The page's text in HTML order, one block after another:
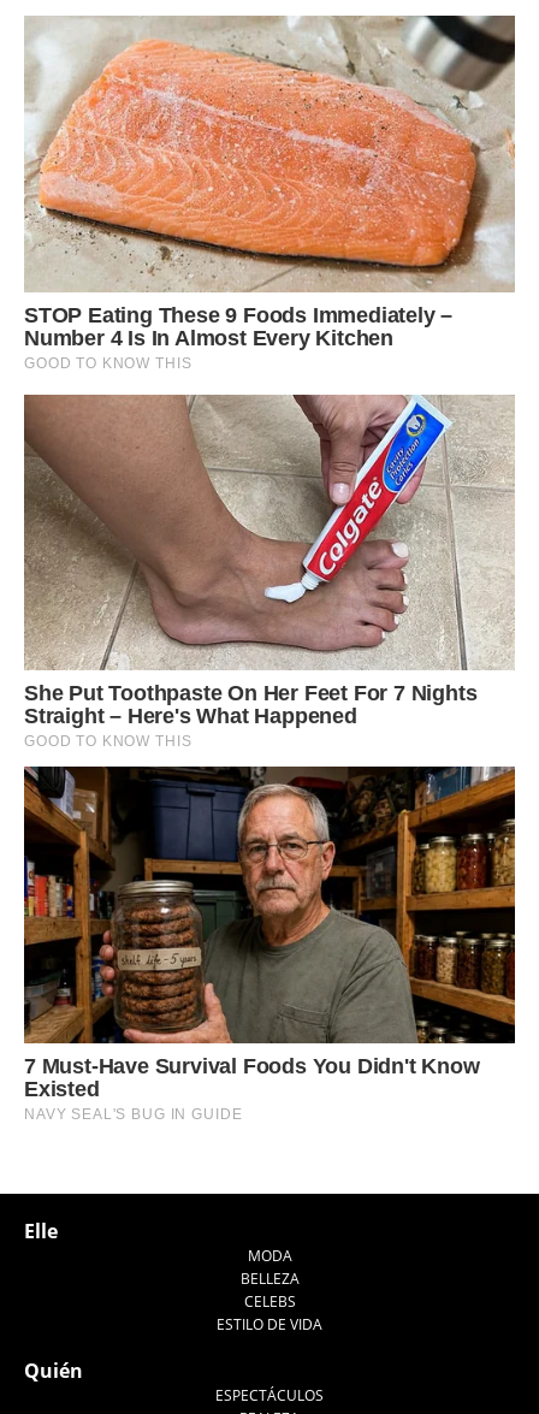
Elle
MODA
BELLEZA
CELEBS
ESTILO DE VIDA
Quién
ESPECTÁCULOS